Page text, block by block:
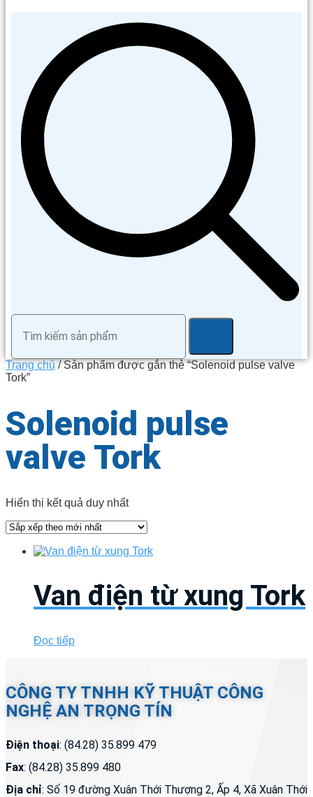
Trang chủ/ Sản phẩm được gắn thẻ “Solenoid pulse valve
Tork”
Solenoid pulse
valve Tork
Hiển thị kết quả duy nhất
Van điện từ xung Tork
Đọc tiếp
CÔNG TY TNHH KỸ THUẬT CÔNG
NGHỆ AN TRỌNG TÍN
Điện thoại: (84.28) 35.899 479
Fax: (84.28) 35.899 480
Địa chỉ: Số 19 đường Xuân Thới Thượng 2, Ấp 4, Xã Xuân Thới